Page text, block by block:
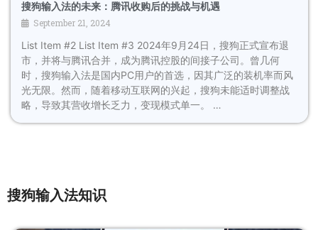
搜狗输入法的未来：腾讯收购后的挑战与机遇
September 21, 2024
List Item #2 List Item #3 2024年9月24日，搜狗正式宣布退
市，并将与腾讯合并，成为腾讯控股的间接子公司。曾几何
时，搜狗输入法是国内PC用户的首选，因其广泛的装机率而风
光无限。然而，随着移动互联网的兴起，搜狗未能适时调整战
略，导致其营收增长乏力，变现模式单一。 …
搜狗输入法知识